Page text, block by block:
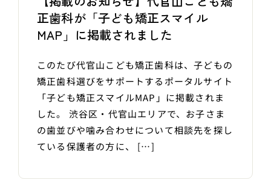
正歯科が「子ども矯正スマイル
MAP」に掲載されました
このたび代官山こども矯正歯科は、子どもの
矯正歯科選びをサポートするポータルサイト
「子ども矯正スマイルMAP」に掲載されま
した。 渋谷区・代官山エリアで、お子さま
の歯並びや噛み合わせについて相談先を探し
ている保護者の方に、 […]